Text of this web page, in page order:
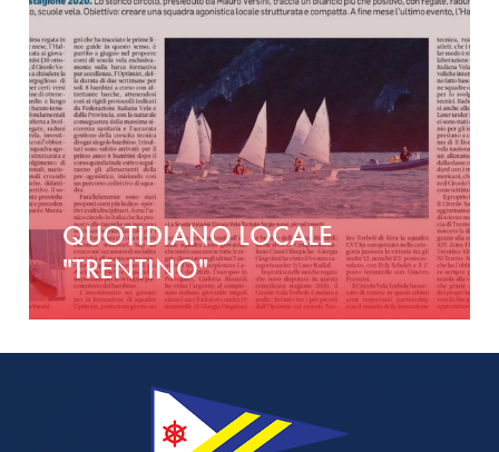
QUOTIDIANO LOCALE
"TRENTINO"